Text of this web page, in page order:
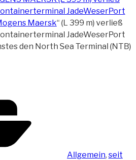
Maersk“ (L 399 m) verließ
JadeWeserPort
den North Sea Terminal (NTB)
Allgemein, seit